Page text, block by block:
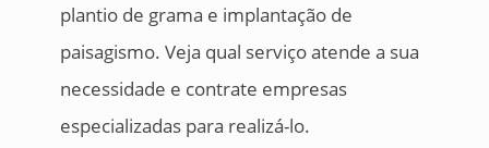
plantio de grama e implantação de
paisagismo. Veja qual serviço atende a sua
necessidade e contrate empresas
especializadas para realizá-lo.